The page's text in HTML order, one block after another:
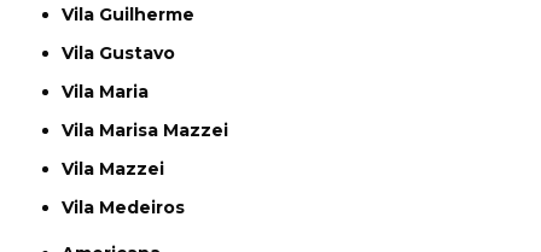
Vila Guilherme
Vila Gustavo
Vila Maria
Vila Marisa Mazzei
Vila Mazzei
Vila Medeiros